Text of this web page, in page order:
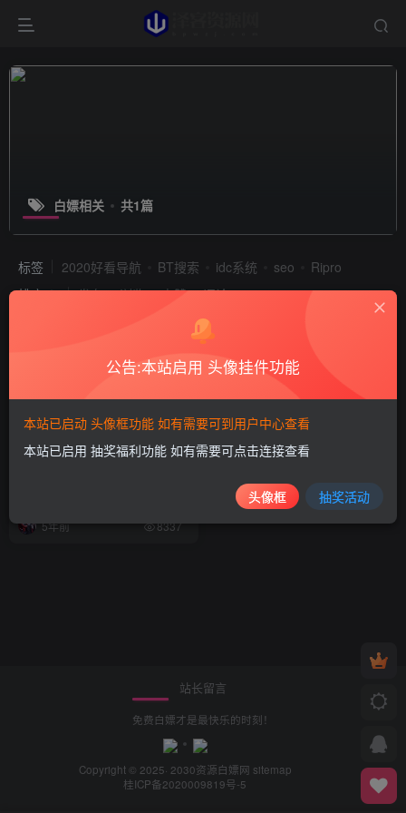
白嫖相关 共1篇
标签 2020好看导航 BT搜索 idc系统 seo
Ripro
排序
发布 浏览 点赞 评论
推荐几十个可白嫖网站白嫖党
5年前 8337
站长留言
免费白嫖才是最快乐的时刻！
Copyright © 2025· 2030资源白嫖网 sitemap
桂ICP备2020009819号-5
公告:本站启用 头像挂件功能
本站已启动 头像框功能 如有需要可到用户中心查看
本站已启用 抽奖福利功能 如有需要可点击连接查看
头像框 抽奖活动